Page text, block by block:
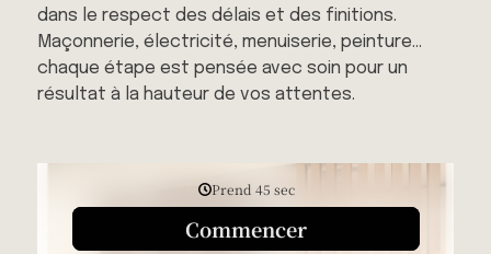
dans le respect des délais et des finitions.
Maçonnerie, électricité, menuiserie, peinture…
chaque étape est pensée avec soin pour un
résultat à la hauteur de vos attentes.